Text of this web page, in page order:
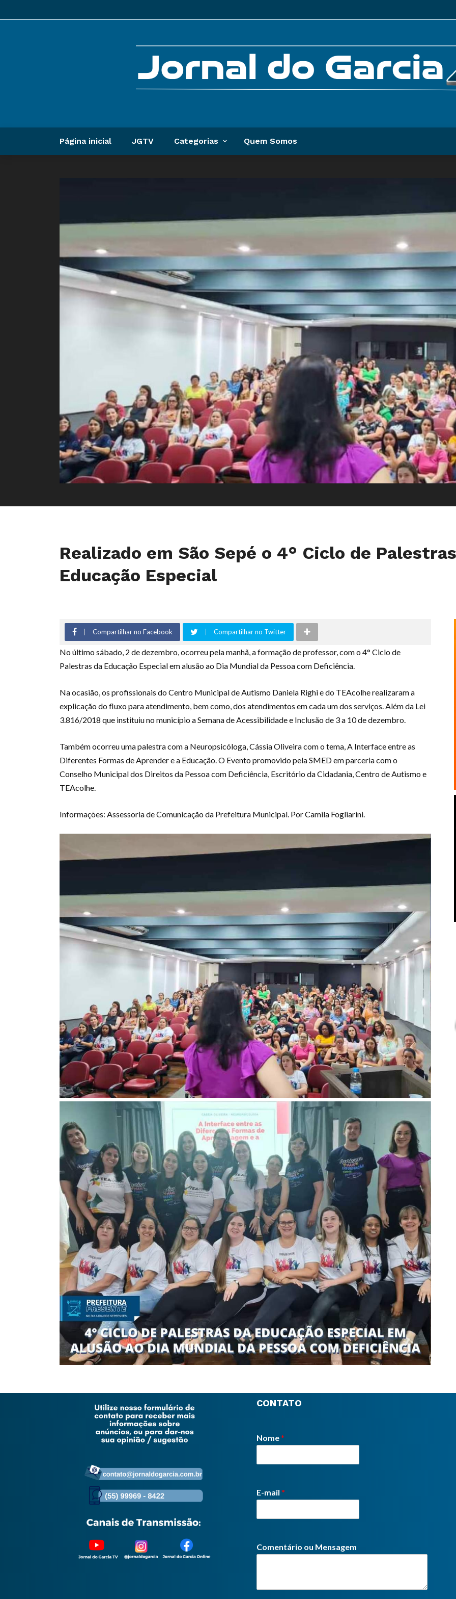
Página inicial JGTV Categorias Quem Somos
Realizado em São Sepé o 4° Ciclo de
Educação Especial
Compartilhar no Facebook Compartilhar no Twitter
No último sábado, 2 de dezembro, ocorreu pela manhã, a formação de professor, com o 4° Ciclo de
Palestras da Educação Especial em alusão ao Dia Mundial da Pessoa com Deficiência.
Na ocasião, os profissionais do Centro Municipal de Autismo Daniela Righi e do TEAcolhe realizaram a
explicação do fluxo para atendimento, bem como, dos atendimentos em cada um dos serviços. Além da Lei
3.816/2018 que instituiu no município a Semana de Acessibilidade e Inclusão de 3 a 10 de dezembro.
Também ocorreu uma palestra com a Neuropsicóloga, Cássia Oliveira com o tema, A Interface entre as
Diferentes Formas de Aprender e a Educação. O Evento promovido pela SMED em parceria com o
Conselho Municipal dos Direitos da Pessoa com Deficiência, Escritório da Cidadania, Centro de Autismo e
TEAcolhe.
Informações: Assessoria de Comunicação da Prefeitura Municipal. Por Camila Fogliarini.
CONTATO
Nome*
E-mail *
Comentário ou Mensagem